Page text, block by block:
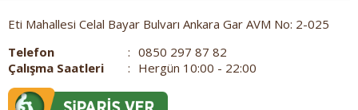
Eti Mahallesi Celal Bayar Bulvarı Ankara Gar AVM No: 2-025
Telefon
: 0850 297 87 82
Çalışma Saatleri
: Hergün 10:00 - 22:00